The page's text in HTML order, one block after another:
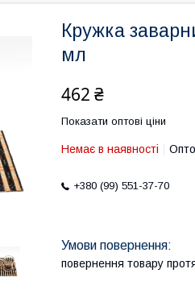
Кружка
мл
462 ₴
Показати оптові ціни
Немає в наявності
+380 (99) 551-37-70
повернення товару